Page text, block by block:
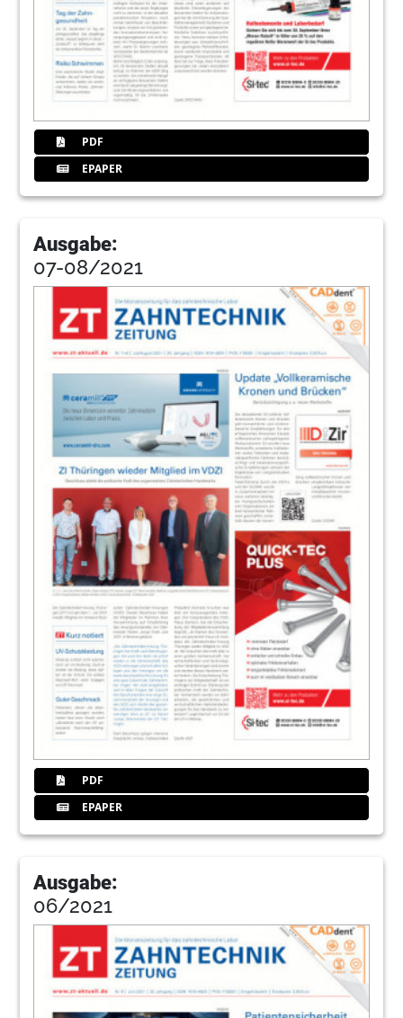
PDF
EPAPER
Ausgabe:
07-08/2021
PDF
EPAPER
Ausgabe:
06/2021